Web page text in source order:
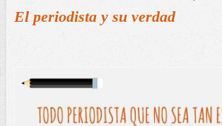
El periodista y su verdad